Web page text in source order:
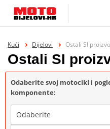
Kući Dijelovi Ostali SI
Ostali SI
Odaberite svoj motocikl i
komponente:
Odaberite